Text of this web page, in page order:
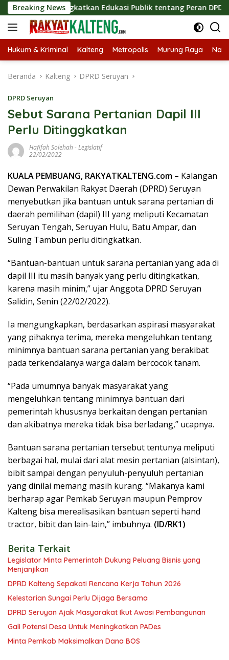
Langsung
ke
konten
Breaking News
Tingkatkan Edukasi Publik tentang Peran DPD RI
Hukum & Kriminal Kalteng Metropolis Murung Raya
Beranda Kalteng DPRD Seruyan
DPRD Seruyan
Sebut Sarana Pertanian Dapil III
Perlu Ditinggkatkan
Hafifah Solehah -Legislatif
22/02/2022
KUALA PEMBUANG, RAKYATKALTENG.com – Kalangan
Dewan Perwakilan Rakyat Daerah (DPRD) Seruyan
menyebutkan jika bantuan untuk sarana pertanian di
daerah pemilihan (dapil) III yang meliputi Kecamatan
Seruyan Tengah, Seruyan Hulu, Batu Ampar, dan
Suling Tambun perlu ditingkatkan.
“Bantuan-bantuan untuk sarana pertanian yang ada di
dapil III itu masih banyak yang perlu ditingkatkan,
karena masih minim,” ujar Anggota DPRD Seruyan
Salidin, Senin (22/02/2022).
Ia mengungkapkan, berdasarkan aspirasi masyarakat
yang pihaknya terima, mereka mengeluhkan tentang
minimnya bantuan sarana pertanian yang berakibat
pada terkendalanya warga dalam bercocok tanam.
“Pada umumnya banyak masyarakat yang
mengeluhkan tentang minimnya bantuan dari
pemerintah khususnya berkaitan dengan pertanian
dan akibatnya mereka tidak bisa berladang,” ucapnya.
Bantuan sarana pertanian tersebut tentunya meliputi
berbagai hal, mulai dari alat mesin pertanian (alsintan),
bibit sampai dengan penyuluh-penyuluh pertanian
yang dinilai memang masih kurang. “Makanya kami
berharap agar Pemkab Seruyan maupun Pemprov
Kalteng bisa merealisasikan bantuan seperti hand
tractor, bibit dan lain-lain,” imbuhnya. (ID/RK1)
Berita Terkait
Legislator Minta Pemerintah Dukung Peluang Bisnis yang
Menjanjikan
DPRD Kalteng Sepakati Rencana Kerja Tahun 2026
Kelestarian Sungai Perlu Dijaga Bersama
DPRD Seruyan Ajak Masyarakat Ikut Awasi Pembangunan
Gali Potensi Desa Untuk Meningkatkan PADes
Minta Pemkab Maksimalkan Dana BOS